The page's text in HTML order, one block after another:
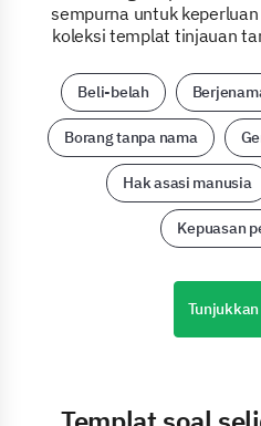
sempurna untuk
koleksi templat tinjauan
Beli-belah
Borang tanpa nama
Hak asasi manusia
Kepuasan